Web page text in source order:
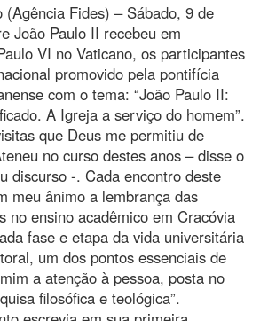
(Agência Fides) – Sábado, 9 de
João Paulo II recebeu em
VI no Vaticano, os participantes
promovido pela pontifícia
com o tema: “João Paulo II:
A Igreja a serviço do homem”.
que Deus me permitiu de
no curso destes anos – disse o
discurso -. Cada encontro deste
meu ânimo a lembrança das
no ensino acadêmico em Cracóvia
fase e etapa da vida universitária
um dos pontos essenciais de
a atenção à pessoa, posta no
filosófica e teológica”.